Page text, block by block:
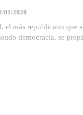
01/2020
el más republicano que
democracia, se